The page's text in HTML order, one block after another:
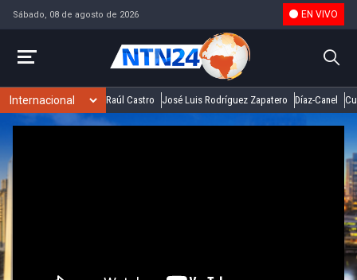
Sábado, 08 de agosto de 2026 EN VIVO
Raúl Castro José Luis Rodríguez Zapatero Díaz-Canel